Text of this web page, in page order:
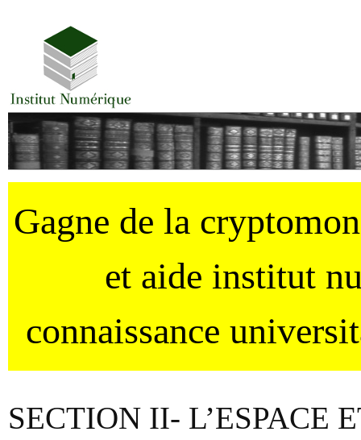
Gagne de la
et aide institut
connaissance
SECTION II- L’ESPACE